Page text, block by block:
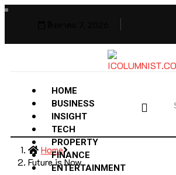
HOME
BUSINESS
INSIGHT
TECH
PROPERTY
FINANCE
ENTERTAINMENT
Home
Future is Now